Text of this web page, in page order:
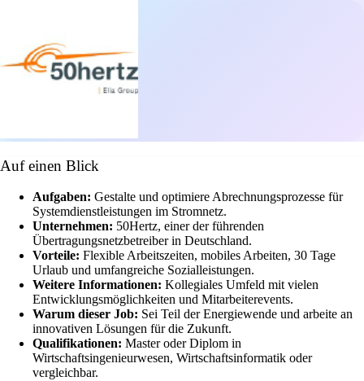
Auf einen Blick
Aufgaben: Gestalte und optimiere Abrechnungsprozesse für
Systemdienstleistungen im Stromnetz.
Unternehmen: 50Hertz, einer der führenden
Übertragungsnetzbetreiber in Deutschland.
Vorteile: Flexible Arbeitszeiten, mobiles Arbeiten, 30 Tage
Urlaub und umfangreiche Sozialleistungen.
Weitere Informationen: Kollegiales Umfeld mit vielen
Entwicklungsmöglichkeiten und Mitarbeiterevents.
Warum dieser Job: Sei Teil der Energiewende und arbeite an
innovativen Lösungen für die Zukunft.
Qualifikationen: Master oder Diplom in
Wirtschaftsingenieurwesen, Wirtschaftsinformatik oder
vergleichbar.